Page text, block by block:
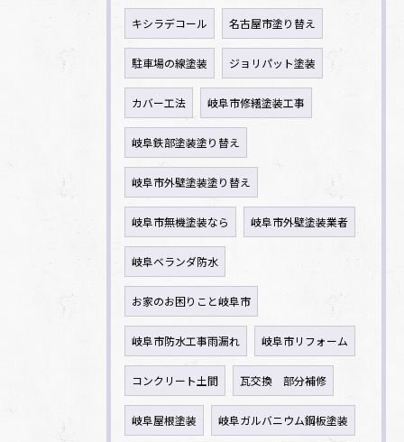
キシラデコール 名古屋市塗り替え
駐車場の線塗装 ジョリパット塗装
カバー工法 岐阜市修繕塗装工事
岐阜鉄部塗装塗り替え
岐阜市外壁塗装塗り替え
岐阜市無機塗装なら 岐阜市外壁塗装業者
岐阜ベランダ防水
お家のお困りこと岐阜市
岐阜市防水工事雨漏れ 岐阜市リフォーム
コンクリート土間 瓦交換 部分補修
岐阜屋根塗装 岐阜ガルバニウム鋼板塗装